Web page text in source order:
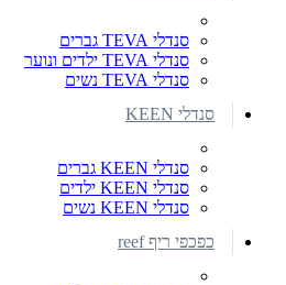
סנדלי TEVA גברים
סנדלי TEVA ילדים ונוער
סנדלי TEVA נשים
סנדלי KEEN
סנדלי KEEN גברים
סנדלי KEEN ילדים
סנדלי KEEN נשים
כפכפי ריף reef